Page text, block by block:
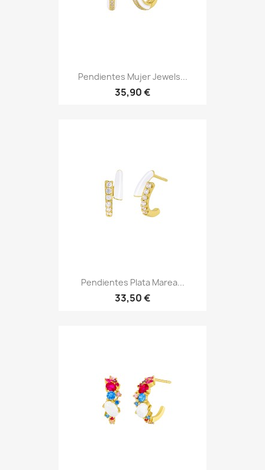
Pendientes Mujer Jewels...
35,90 €
Pendientes Plata Marea...
33,50 €